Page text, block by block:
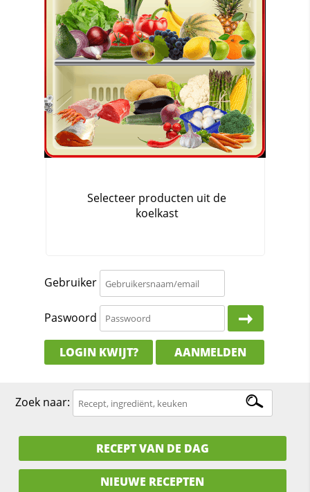
Gebruiker
Paswoord
LOGIN KWIJT? AANMELDEN
Zoek naar:
RECEPT VAN DE DAG
NIEUWE RECEPTEN